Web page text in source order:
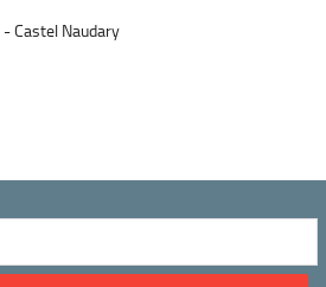
Castel Naudary